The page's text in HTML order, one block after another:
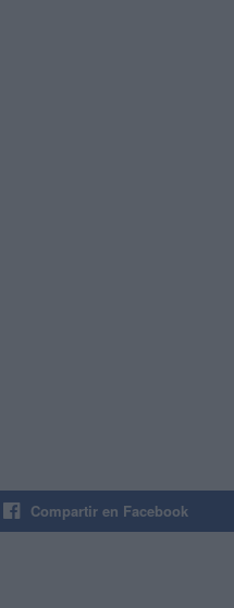
Compartir en Facebook